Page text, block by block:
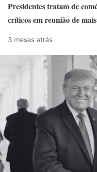
Presidentes tratam de
críticos em reunião de
3 meses atrás